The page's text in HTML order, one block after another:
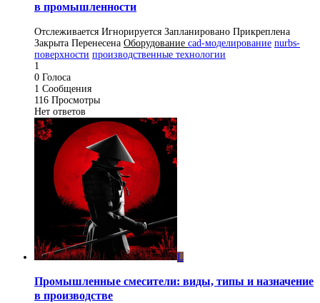
в промышленности
Отслеживается Игнорируется Запланировано Прикреплена
Закрыта Перенесена Оборудование cad-моделирование nurbs-
поверхности производственные технологии
1
0 Голоса
1 Сообщения
116 Просмотры
Нет ответов
L
Промышленные смесители: виды, типы и назначение
в производстве